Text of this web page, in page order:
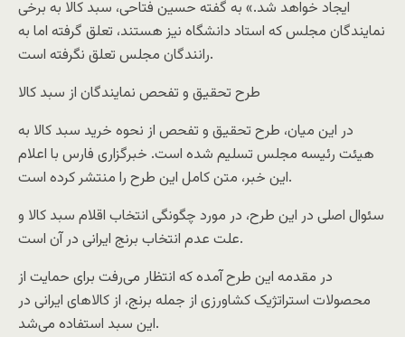
ایجاد خواهد شد.» به گفته حسین فتاحی، سبد کالا به برخی
نمایندگان مجلس که استاد دانشگاه نیز هستند، تعلق گرفته اما به
رانندگان مجلس تعلق نگرفته است.
طرح تحقیق و تفحص نمایندگان از سبد کالا
در این میان، طرح تحقیق و تفحص از نحوه خرید سبد کالا به
هیئت رئیسه مجلس تسلیم شده است. خبرگزاری فارس با اعلام
این خبر، متن کامل این طرح را منتشر کرده است.
سئوال اصلی در این طرح، در مورد چگونگی انتخاب اقلام سبد کالا و
علت عدم انتخاب برنج ایرانی در آن است.
در مقدمه این طرح آمده که انتظار می‌رفت برای حمایت از
محصولات استراتژیک کشاورزی از جمله برنج، از کالاهای ایرانی در
این سبد استفاده می‌شد.